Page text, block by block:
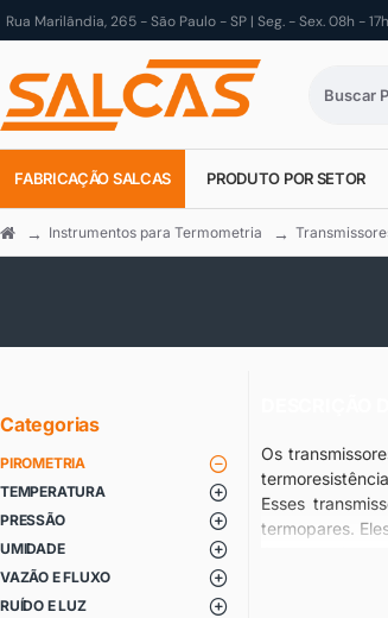
Rua Marilândia, 265 - São Paulo - SP | Seg. - Sex. 08h - 17h
FABRICAÇÃO SALCAS PRODUTO POR SETOR
Instrumentos para Termometria
Categorias
PIROMETRIA
TEMPERATURA
PRESSÃO
UMIDADE
VAZÃO E FLUXO
RUÍDO E LUZ
Os
Esses
termopares.
Os